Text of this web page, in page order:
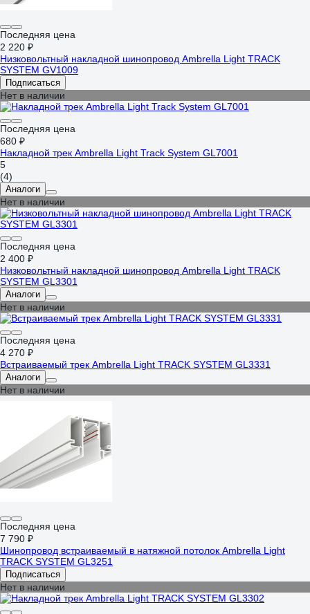
Последняя цена
2 220 ₽
Низковольтный накладной шинопровод Ambrella Light TRACK
SYSTEM GV1009
Подписаться
Нет в наличии
Последняя цена
680 ₽
Накладной трек Ambrella Light Track System GL7001
5
(4)
Аналоги
Нет в наличии
Последняя цена
2 400 ₽
Низковольтный накладной шинопровод Ambrella Light TRACK
SYSTEM GL3301
Аналоги
Нет в наличии
Последняя цена
4 270 ₽
Встраиваемый трек Ambrella Light TRACK SYSTEM GL3331
Аналоги
Нет в наличии
Последняя цена
7 790 ₽
Шинопровод встраиваемый в натяжной потолок Ambrella Light
TRACK SYSTEM GL3251
Подписаться
Нет в наличии